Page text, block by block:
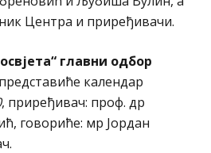
Центра и приређивачи.
главни одбор
представиће календар
, приређивач: проф. др
говориће: мр Јордан